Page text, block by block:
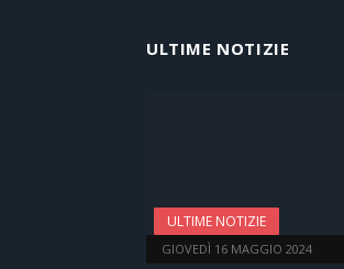
ULTIME NOTIZIE
ULTIME NOTIZIE
GIOVEDÌ 16 MAGGIO 2024